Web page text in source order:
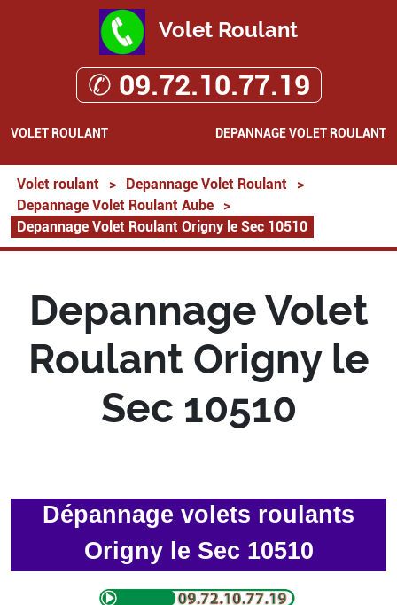
Volet Roulant
✆ 09.72.10.77.19
VOLET ROULANT DEPANNAGE VOLET ROULANT
Volet roulant > Depannage Volet Roulant
>
Depannage Volet Roulant Aube
>
Depannage Volet Roulant Origny le Sec 10510
Depannage Volet
Roulant Origny le
Sec 10510
Dépannage volets roulants
Origny le Sec 10510